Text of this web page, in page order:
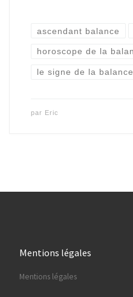
ascendant balance
horoscope de la
le signe de la balance
par Eric
Mentions légales
Mentions légales